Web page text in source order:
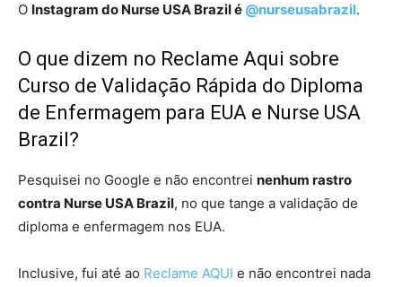
O Instagram do Nurse USA Brazil é @nurseusabrazil.
O que dizem no Reclame Aqui sobre
Curso de Validação Rápida do Diploma
de Enfermagem para EUA e Nurse USA
Brazil?
Pesquisei no Google e não encontrei nenhum rastro
contra Nurse USA Brazil, no que tange a validação de
diploma e enfermagem nos EUA.
Inclusive, fui até ao Reclame AQUI e não encontrei nada